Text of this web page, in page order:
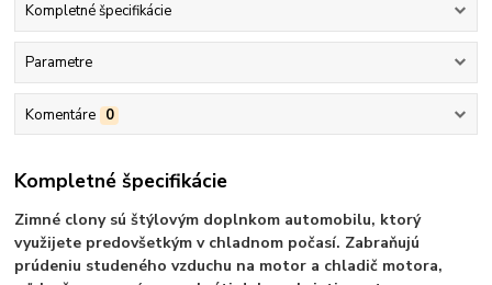
Kompletné špecifikácie
Parametre
Komentáre 0
Kompletné špecifikácie
Zimné clony sú štýlovým doplnkom automobilu, ktorý
využijete predovšetkým v chladnom počasí. Zabraňujú
prúdeniu studeného vzduchu na motor a chladič motora,